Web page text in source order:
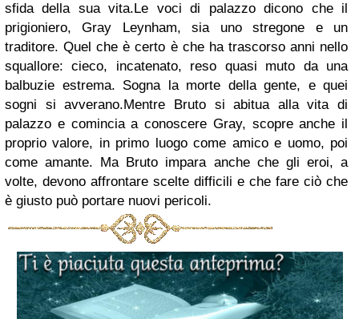
sfida della sua vita.Le voci di palazzo dicono che il
prigioniero, Gray Leynham, sia uno stregone e un
traditore. Quel che è certo è che ha trascorso anni nello
squallore: cieco, incatenato, reso quasi muto da una
balbuzie estrema. Sogna la morte della gente, e quei
sogni si avverano.Mentre Bruto si abitua alla vita di
palazzo e comincia a conoscere Gray, scopre anche il
proprio valore, in primo luogo come amico e uomo, poi
come amante. Ma Bruto impara anche che gli eroi, a
volte, devono affrontare scelte difficili e che fare ciò che
è giusto può portare nuovi pericoli.